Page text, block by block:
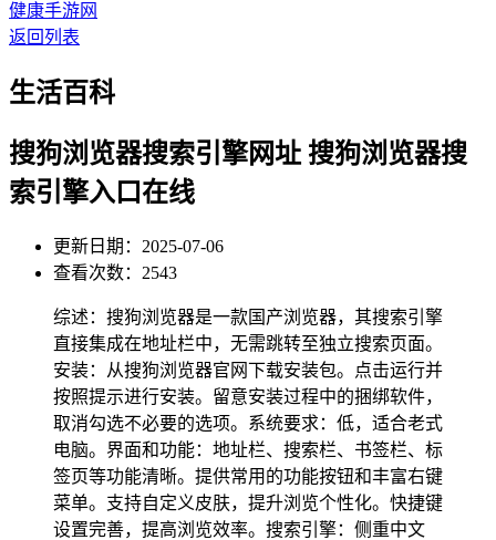
健康手游网
返回列表
生活百科
搜狗浏览器搜索引擎网址 搜狗浏览器搜
索引擎入口在线
更新日期：2025-07-06
查看次数：2543
综述：搜狗浏览器是一款国产浏览器，其搜索引擎
直接集成在地址栏中，无需跳转至独立搜索页面。
安装：从搜狗浏览器官网下载安装包。点击运行并
按照提示进行安装。留意安装过程中的捆绑软件，
取消勾选不必要的选项。系统要求：低，适合老式
电脑。界面和功能：地址栏、搜索栏、书签栏、标
签页等功能清晰。提供常用的功能按钮和丰富右键
菜单。支持自定义皮肤，提升浏览个性化。快捷键
设置完善，提高浏览效率。搜索引擎：侧重中文